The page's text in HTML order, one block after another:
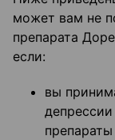
может вам не
препарата
если:
вы